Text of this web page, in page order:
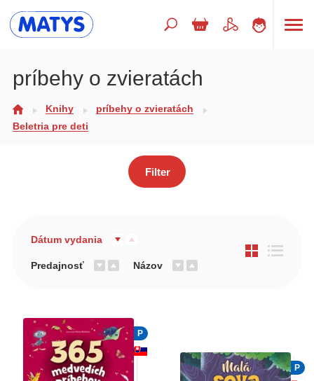
Beletria pre deti
Predškoláci
Výchova a pedagogika
Všetky kategórie
príbehy o zvieratách
Knihy
príbehy o zvieratách
Beletria pre deti
Filter
Dátum vydania
Predajnosť Názov
P
P